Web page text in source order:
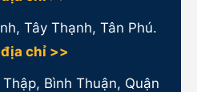
Tây Thạnh, Tân Phú.
chỉ >>
Bình Thuận, Quận